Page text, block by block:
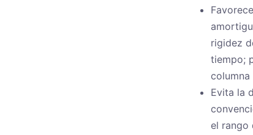
rigidez
tiempo;
columna
Evita la
el rango